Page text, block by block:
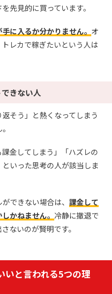
先見的に買っています。
に入るか分かりません。 オ
レカで稼ぎたいという人は
きない人
そう」と熱くなってしまう
金してしまう」「ハズレの
いった思考の人が該当しま
できない場合は、 課金して
かねません。 冷静に撤退で
ないのが賢明です。
いと言われる5つの理